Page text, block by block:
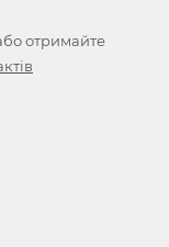
отримайте